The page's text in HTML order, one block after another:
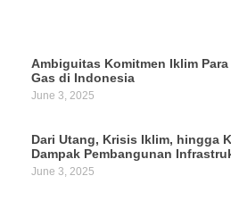
Ambiguitas Komitmen Iklim
Gas di Indonesia
June 3, 2025
Dari Utang, Krisis Iklim, hingga
Dampak Pembangunan
June 3, 2025